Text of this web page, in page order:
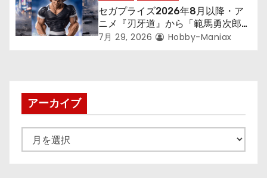
セガプライズ2026年8月以降・ア
ニメ『刃牙道』から「範馬勇次郎」
が登場ッッ!!
7月 29, 2026 Hobby-Maniax
アーカイブ
ー